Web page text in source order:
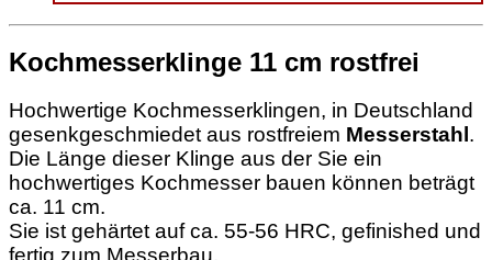
Kochmesserklinge 11 cm rostfrei
Hochwertige Kochmesserklingen, in Deutschland
gesenkgeschmiedet aus rostfreiem Messerstahl.
Die Länge dieser Klinge aus der Sie ein
hochwertiges Kochmesser bauen können beträgt
ca. 11 cm.
Sie ist gehärtet auf ca. 55-56 HRC, gefinished und
fertig zum Messerbau.